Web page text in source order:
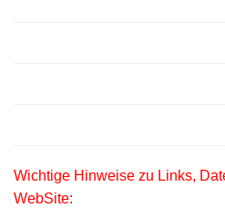
Wichtige Hinweise zu Links,
WebSite: